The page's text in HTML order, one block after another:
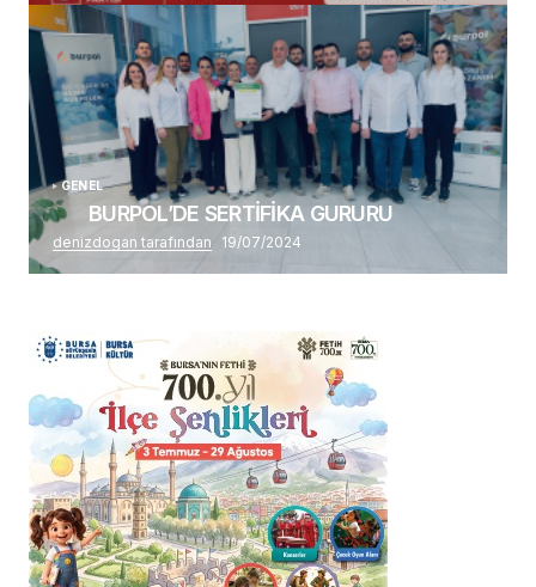
GENEL
BURPOL’DE SERTİFİKA GURURU
denizdogan tarafından 19/07/2024